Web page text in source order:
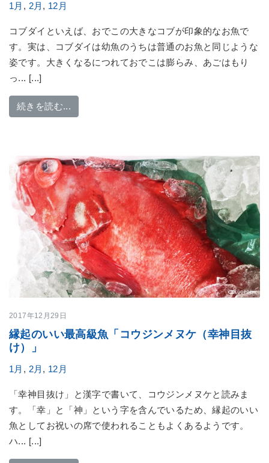
1月 , 2月 , 12月
コブダイといえば、おでこの大きなコブが印象的なお魚で
す。実は、コブダイは幼魚のうちは普通のお魚と同じような
姿です。大きくなるにつれておでこは膨らみ、あごはもり
っ... [...]
続きを読む...
2017年12月29日
縁起のいい最高級魚「コウジンメヌケ（幸神目抜
け）」
1月 , 2月 , 12月
「幸神目抜け」と漢字で書いて、コウジンメヌケと読みま
す。「幸」と「神」という字を含んでいるため、縁起のいい
魚としてお祝いの席で使われることもよくあるようです。
ハ... [...]